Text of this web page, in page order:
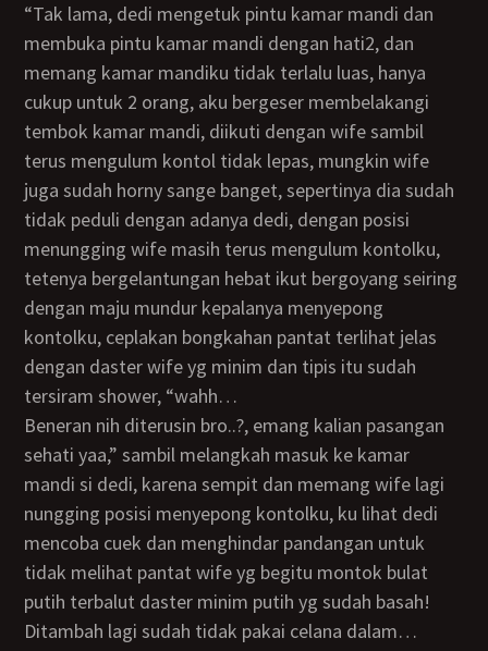
“tak lama, dedi mengetuk pintu kamar mandi dan
membuka pintu kamar mandi dengan hati2, dan
memang kamar mandiku tidak terlalu luas, hanya
cukup untuk 2 orang, aku bergeser membelakangi
tembok kamar mandi, diikuti dengan wife sambil
terus mengulum kontol tidak lepas, mungkin wife
juga sudah horny sange banget, sepertinya dia sudah
tidak peduli dengan adanya dedi, dengan posisi
menungging wife masih terus mengulum kontolku,
tetenya bergelantungan hebat ikut bergoyang seiring
dengan maju mundur kepalanya menyepong
kontolku, ceplakan bongkahan pantat terlihat jelas
dengan daster wife yg minim dan tipis itu sudah
tersiram shower, “wahh…
beneran nih diterusin bro..?, emang kalian pasangan
sehati yaa,” sambil melangkah masuk ke kamar
mandi si dedi, karena sempit dan memang wife lagi
nungging posisi menyepong kontolku, ku lihat dedi
mencoba cuek dan menghindar pandangan untuk
tidak melihat pantat wife yg begitu montok bulat
putih terbalut daster minim putih yg sudah basah!
ditambah lagi sudah tidak pakai celana dalam…